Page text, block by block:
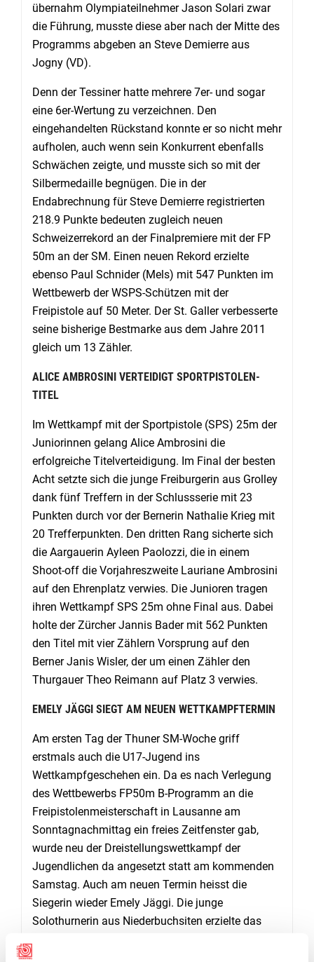
übernahm Olympiateilnehmer Jason Solari zwar
die Führung, musste diese aber nach der Mitte des
Programms abgeben an Steve Demierre aus
Jogny (VD).
Denn der Tessiner hatte mehrere 7er- und sogar
eine 6er-Wertung zu verzeichnen. Den
eingehandelten Rückstand konnte er so nicht mehr
aufholen, auch wenn sein Konkurrent ebenfalls
Schwächen zeigte, und musste sich so mit der
Silbermedaille begnügen. Die in der
Endabrechnung für Steve Demierre registrierten
218.9 Punkte bedeuten zugleich neuen
Schweizerrekord an der Finalpremiere mit der FP
50m an der SM. Einen neuen Rekord erzielte
ebenso Paul Schnider (Mels) mit 547 Punkten im
Wettbewerb der WSPS-Schützen mit der
Freipistole auf 50 Meter. Der St. Galler verbesserte
seine bisherige Bestmarke aus dem Jahre 2011
gleich um 13 Zähler.
ALICE AMBROSINI VERTEIDIGT SPORTPISTOLEN-
TITEL
Im Wettkampf mit der Sportpistole (SPS) 25m der
Juniorinnen gelang Alice Ambrosini die
erfolgreiche Titelverteidigung. Im Final der besten
Acht setzte sich die junge Freiburgerin aus Grolley
dank fünf Treffern in der Schlussserie mit 23
Punkten durch vor der Bernerin Nathalie Krieg mit
20 Trefferpunkten. Den dritten Rang sicherte sich
die Aargauerin Ayleen Paolozzi, die in einem
Shoot-off die Vorjahreszweite Lauriane Ambrosini
auf den Ehrenplatz verwies. Die Junioren tragen
ihren Wettkampf SPS 25m ohne Final aus. Dabei
holte der Zürcher Jannis Bader mit 562 Punkten
den Titel mit vier Zählern Vorsprung auf den
Berner Janis Wisler, der um einen Zähler den
Thurgauer Theo Reimann auf Platz 3 verwies.
EMELY JÄGGI SIEGT AM NEUEN WETTKAMPFTERMIN
Am ersten Tag der Thuner SM-Woche griff
erstmals auch die U17-Jugend ins
Wettkampfgeschehen ein. Da es nach Verlegung
des Wettbewerbs FP50m B-Programm an die
Freipistolenmeisterschaft in Lausanne am
Sonntagnachmittag ein freies Zeitfenster gab,
wurde neu der Dreistellungswettkampf der
Jugendlichen da angesetzt statt am kommenden
Samstag. Auch am neuen Termin heisst die
Siegerin wieder Emely Jäggi. Die junge
Solothurnerin aus Niederbuchsiten erzielte das